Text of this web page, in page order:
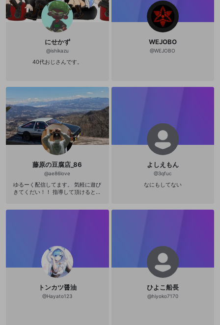
にせかず
@ishikazu
40代おじさんです。
WEJOBO
@WEJOBO
藤原の豆腐店_86
@ae86love
ゆるーく配信してます。 気軽に遊び
きてくだい！！ 指導して頂けると主
よしえもん
@3qfuc
なにもしてない
トンカツ醤油
@Hayato123
ひよこ船長
@hiyoko7170